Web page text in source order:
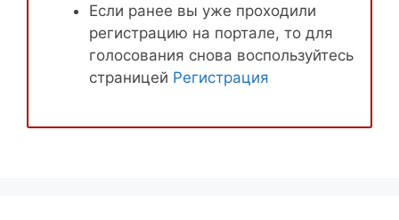
Если ранее вы уже проходили
регистрацию на портале, то для
голосования снова воспользуйтесь
страницей Регистрация